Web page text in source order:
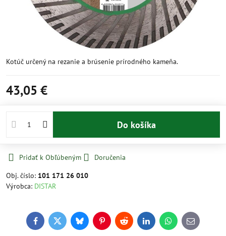
Kotúč určený na rezanie a brúsenie prírodného kameňa.
43,05 €
Do košíka
Pridať k Obľúbeným
Doručenia
Obj. číslo: 101 171 26 010
Výrobca: DISTAR
FacebookTwitterBlueskyPinterestReddit LinkedInWhatsApp
E-
mail